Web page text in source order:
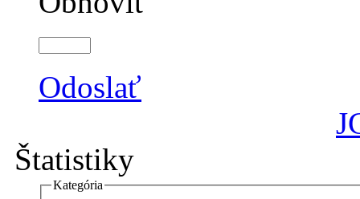
Odoslať
Štatistiky
Kategória